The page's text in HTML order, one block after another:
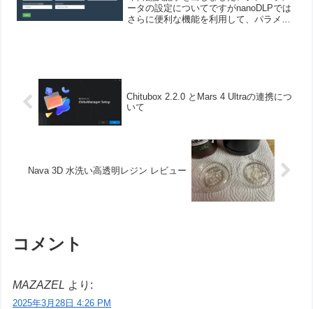
ータの設定についてですがnanoDLPでは
さらに便利な機能を利用して、パラメー
Chitubox 2.2.0 とMars 4 Ultraの連携につ
いて
Nava 3D 水洗い高透明レジン レビュー
コメント
MAZAZEL より:
2025年3月28日 4:26 PM